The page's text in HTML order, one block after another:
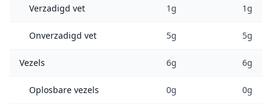
Verzadigd vet 1g 1g
Onverzadigd vet 5g 5g
Vezels 6g 6g
Oplosbare vezels 0g 0g